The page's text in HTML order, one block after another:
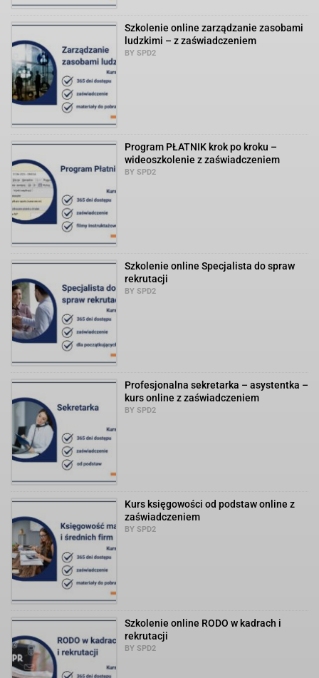
Szkolenie online zarządzanie zasobami
ludzkimi – z zaświadczeniem
BY SPD2
Program PŁATNIK krok po kroku –
wideoszkolenie z zaświadczeniem
BY SPD2
Szkolenie online Specjalista do spraw
rekrutacji
BY SPD2
Profesjonalna sekretarka – asystentka –
kurs online z zaświadczeniem
BY SPD2
Kurs księgowości od podstaw online z
zaświadczeniem
BY SPD2
Szkolenie online RODO w kadrach i
rekrutacji
BY SPD2